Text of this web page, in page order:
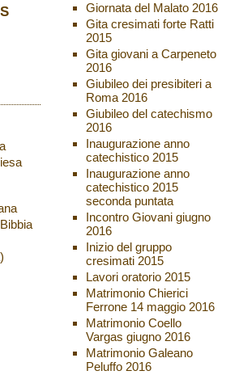
Giornata del Malato 2016
Gita cresimati forte Ratti
2015
Gita giovani a Carpeneto
2016
Giubileo dei presibiteri a
Roma 2016
Giubileo del catechismo
2016
Inaugurazione anno
catechistico 2015
Inaugurazione anno
catechistico 2015
seconda puntata
Incontro Giovani giugno
2016
Inizio del gruppo
cresimati 2015
Lavori oratorio 2015
Matrimonio Chierici
Ferrone 14 maggio 2016
Matrimonio Coello
Vargas giugno 2016
Matrimonio Galeano
Peluffo 2016